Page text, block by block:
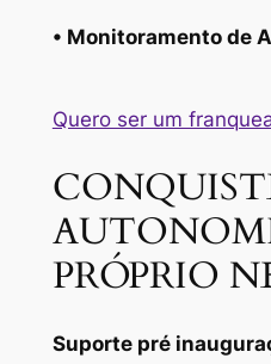
• Monitoramento de
Quero ser um
PRÓPRIO
Suporte pré